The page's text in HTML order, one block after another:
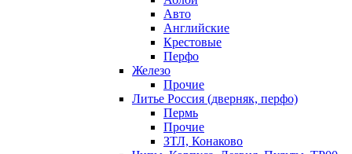
Авто
Английские
Крестовые
Перфо
Железо
Прочие
Литье Россия (дверняк, перфо)
Пермь
Прочие
ЗТЛ, Конаково